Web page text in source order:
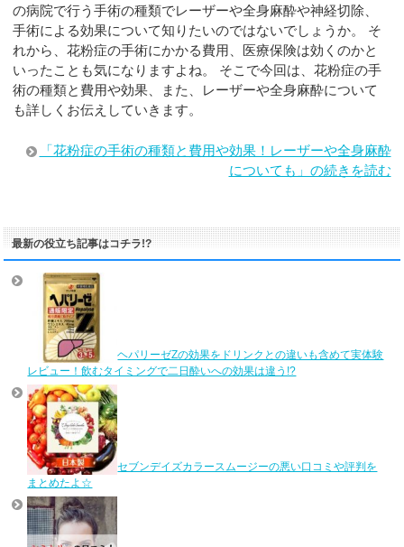
の病院で行う手術の種類でレーザーや全身麻酔や神経切除、
手術による効果について知りたいのではないでしょうか。 そ
れから、花粉症の手術にかかる費用、医療保険は効くのかと
いったことも気になりますよね。 そこで今回は、花粉症の手
術の種類と費用や効果、また、レーザーや全身麻酔について
も詳しくお伝えしていきます。
「花粉症の手術の種類と費用や効果！レーザーや全身麻酔
についても」の続きを読む
最新の役立ち記事はコチラ!?
ヘパリーゼZの効果をドリンクとの違いも含めて実体験
レビュー！飲むタイミングで二日酔いへの効果は違う!?
セブンデイズカラースムージーの悪い口コミや評判を
まとめたよ☆